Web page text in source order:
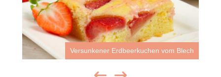
Versunkener Erdbeerkuchen vom Blech